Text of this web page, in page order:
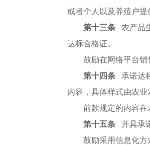
或者个人以及养殖户提
第十三条
农产品
达标合格证。
鼓励在网络平台销
第十四条
承诺达
内容，具体样式由农业
前款规定的内容在
第十五条 开具承
鼓励采用信息化